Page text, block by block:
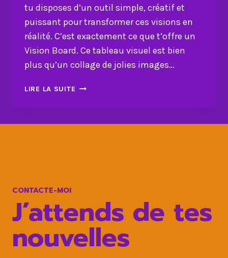
tu disposes d’un outil simple, créatif et
puissant pour transformer ces visions en
réalité. C’est exactement ce que t’offre un
Vision Board. Ce tableau visuel est bien
plus qu’un collage de jolies images…
LIRE LA SUITE VISION
CONTACTE-MOI
J’attends de tes
nouvelles